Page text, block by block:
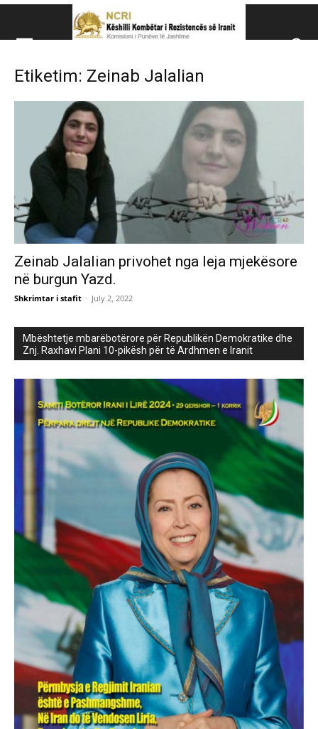
Këshillit Kombëtar të
Këshillit Kombëtar të Rezistencës së Iranit (NCRI)
Etiketim: Zeinab Jalalian
Zeinab Jalalian privohet nga leja mjekësore
në burgun Yazd.
Shkrimtar i stafit - July 2, 2022
Mbështetje mbarëbotërore për Republikën Demokratike dhe
Znj. Raxhavi Plani 10-pikësh për të Ardhmen e Iranit